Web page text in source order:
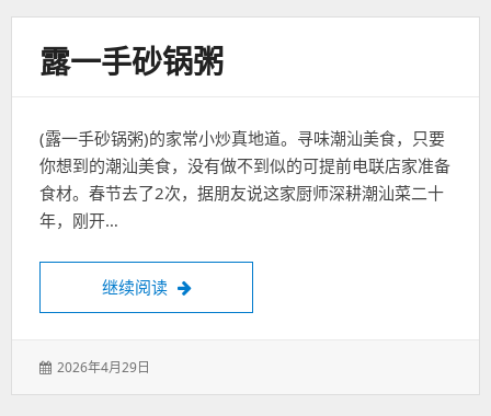
露一手砂锅粥
(露一手砂锅粥)的家常小炒真地道。寻味潮汕美食，只要
你想到的潮汕美食，没有做不到似的可提前电联店家准备
食材。春节去了2次，据朋友说这家厨师深耕潮汕菜二十
年，刚开…
继续阅读 露一手砂锅粥
发
2026年4月29日